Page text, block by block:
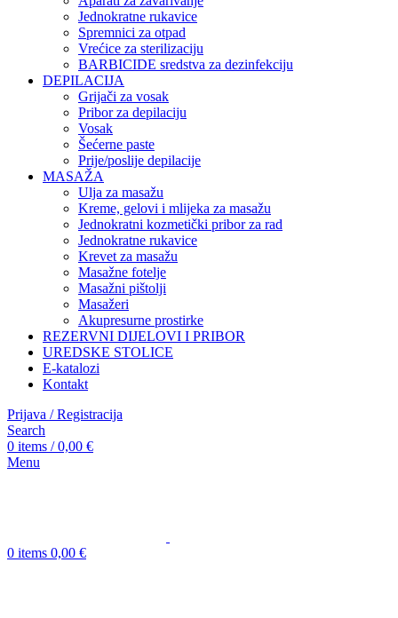
Jednokratne rukavice
Spremnici za otpad
Vrećice za sterilizaciju
BARBICIDE sredstva za dezinfekciju
DEPILACIJA
Grijači za vosak
Pribor za depilaciju
Vosak
Šećerne paste
Prije/poslije depilacije
MASAŽA
Ulja za masažu
Kreme, gelovi i mlijeka za masažu
Jednokratni kozmetički pribor za rad
Jednokratne rukavice
Krevet za masažu
Masažne fotelje
Masažni pištolji
Masažeri
Akupresurne prostirke
REZERVNI DIJELOVI I PRIBOR
UREDSKE STOLICE
E-katalozi
Kontakt
Prijava / Registracija
Search
0 items / 0,00 €
Menu
0 items 0,00 €